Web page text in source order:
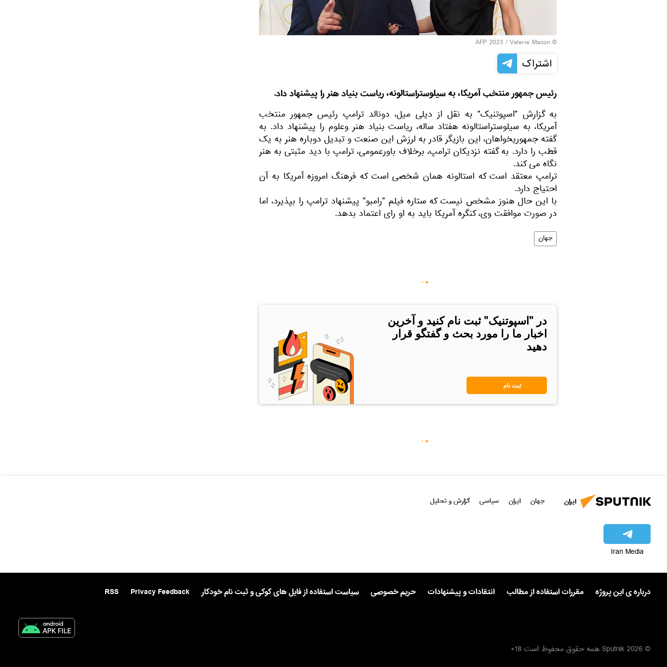
© AFP 2023 / Valerie Macon
اشتراک
رئیس جمهور منتخب آمریکا، به سیلوستراستالونه، ریاست بنیاد هنر را پیشنهاد داد.
به گزارش "اسپوتنیک" به نقل از دیلی میل، دونالد ترامپ رئیس جمهور منتخب
آمریکا، به سیلوستراستالونه هفتاد ساله، ریاست بنیاد هنر وعلوم را پیشنهاد داد. به
گفته جمهوریخواهان، این بازیگر قادر به لرزش این صنعت و تبدیل دوباره هنر به یک
قطب را دارد. به گفته نزدیکان ترامپ، برخلاف باورعمومی، ترامپ با دید مثبتی به هنر
نگاه می کند.
ترامپ معتقد است که استالونه همان شخصی است که فرهنگ امروزه آمریکا به آن
احتیاج دارد.
با این حال هنوز مشخص نیست که ستاره فیلم "رامبو" پیشنهاد ترامپ را بپذیرد، اما
در صورت موافقت وی، کنگره آمریکا باید به او رای اعتماد بدهد.
جهان
در "اسپوتنیک" ثبت نام کنید و آخرین
اخبار ما را مورد بحث و گفتگو قرار
دهید
ثبت نام
ایران جهان ایران سیاسی گزارش و تحلیل
Iran Media
درباره ی این پروژه مقررات استفاده از مطالب انتقادات و پیشنهادات حریم خصوصی سیاست استفاده از فایل های کوکی و ثبت نام خودکار Privacy Feedback
RSS
© 2026 Sputnik همه حقوق محفوظ است 18+